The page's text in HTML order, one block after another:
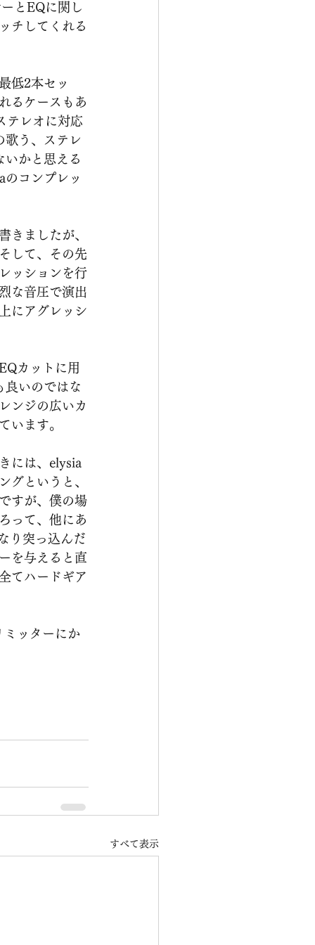
とEQに関し
チしてくれる
低2本セッ
るケースもあ
テレオに対応
歌う、ステレ
いかと思える
コンプレッ
きましたが、
して、その先
ッションを行
な音圧で演出
にアグレッシ
カットに用
良いのではな
ンジの広いカ
います。
には、elysia
グというと、
すが、僕の場
って、他にあ
り突っ込んだ
を与えると直
てハードギア
ミッターにか
すべて表示